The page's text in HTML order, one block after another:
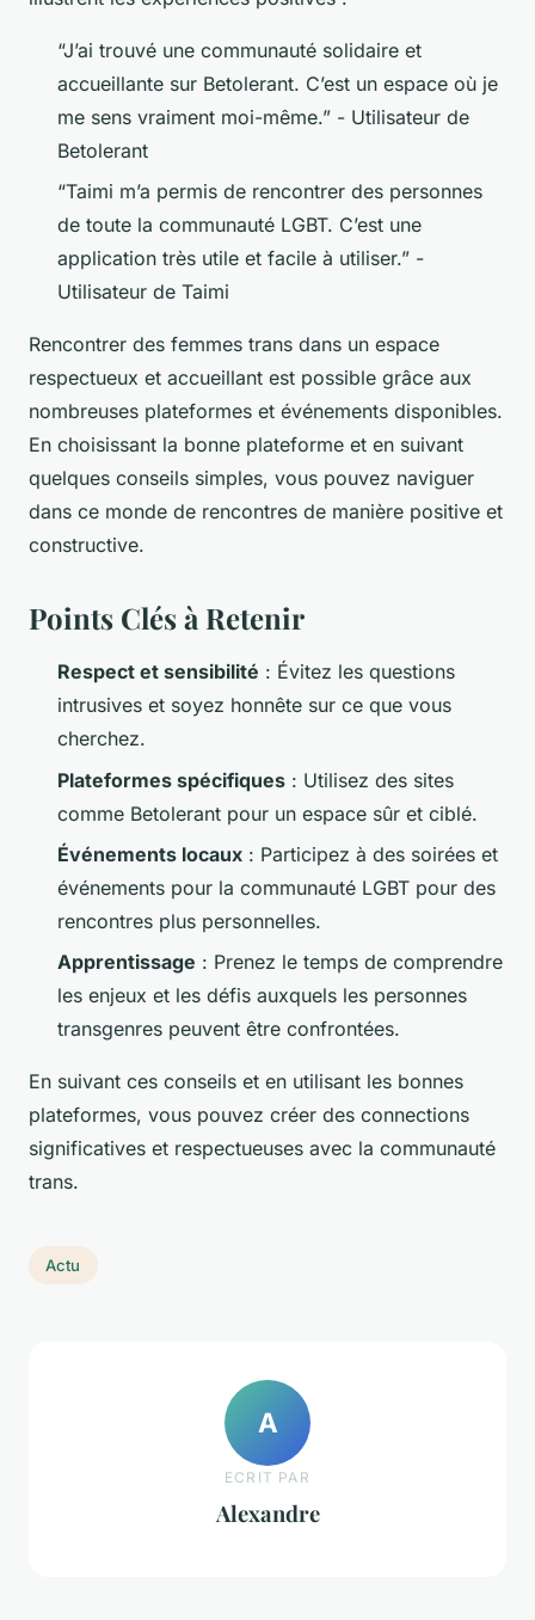
“J’ai trouvé une communauté solidaire et
accueillante sur Betolerant. C’est un espace où je
me sens vraiment moi-même.” - Utilisateur de
Betolerant
“Taimi m’a permis de rencontrer des personnes
de toute la communauté LGBT. C’est une
application très utile et facile à utiliser.” -
Utilisateur de Taimi
Rencontrer des femmes trans dans un espace
respectueux et accueillant est possible grâce aux
nombreuses plateformes et événements disponibles.
En choisissant la bonne plateforme et en suivant
quelques conseils simples, vous pouvez naviguer
dans ce monde de rencontres de manière positive et
constructive.
Points Clés à Retenir
Respect et sensibilité : Évitez les questions
intrusives et soyez honnête sur ce que vous
cherchez.
Plateformes spécifiques : Utilisez des sites
comme Betolerant pour un espace sûr et ciblé.
Événements locaux : Participez à des soirées et
événements pour la communauté LGBT pour des
rencontres plus personnelles.
Apprentissage : Prenez le temps de comprendre
les enjeux et les défis auxquels les personnes
transgenres peuvent être confrontées.
En suivant ces conseils et en utilisant les bonnes
plateformes, vous pouvez créer des connections
significatives et respectueuses avec la communauté
trans.
Actu
A
ECRIT PAR
Alexandre